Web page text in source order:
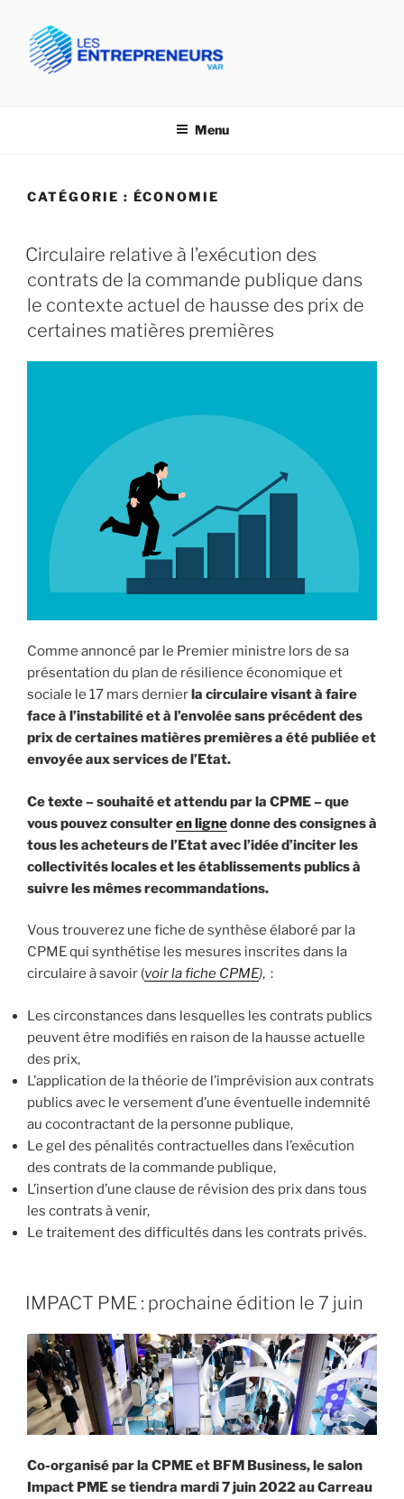
contenu
principal
ENTREPRENEURS VAR
Menu
CATÉGORIE : ÉCONOMIE
Circulaire relative à l’exécution des
contrats de la commande publique dans
le contexte actuel de hausse des prix de
certaines matières premières
Comme annoncé par le Premier ministre lors de sa
présentation du plan de résilience économique et
sociale le 17 mars dernier la circulaire visant à faire
face à l’instabilité et à l’envolée sans précédent des
prix de certaines matières premières a été publiée et
envoyée aux services de l’Etat.
Ce texte – souhaité et attendu par la CPME – que
vous pouvez consulteren lignedonne des consignes à
tous les acheteurs de l’Etat avec l’idée d’inciter les
collectivités locales et les établissements publics à
suivre les mêmes recommandations.
Vous trouverez une fiche de synthèse élaboré par la
CPME qui synthétise les mesures inscrites dans la
circulaire à savoir (voir la fiche CPME), :
Les circonstances dans lesquelles les contrats publics
peuvent être modifiés en raison de la hausse actuelle
des prix,
L’application de la théorie de l’imprévision aux contrats
publics avec le versement d’une éventuelle indemnité
au cocontractant de la personne publique,
Le gel des pénalités contractuelles dans l’exécution
des contrats de la commande publique,
L’insertion d’une clause de révision des prix dans tous
les contrats à venir,
Le traitement des difficultés dans les contrats privés.
IMPACT PME : prochaine édition le 7 juin
Co-organisé par la CPME et BFM Business, le salon
Impact PME se tiendra mardi 7 juin 2022 au Carreau